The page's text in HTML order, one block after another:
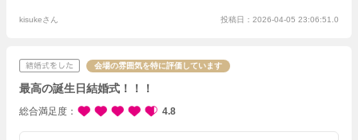
ができました。
準備期間中はプランナーさんがとても丁寧に対応してくだ
てくださったので、打ち合わせもスムーズに進みました。
ているのは、挙式前に親へ向けたムービーを流す演出です。普段はなかな
か伝えられない感謝の気持ちを映像で届けることができ、親も感動して涙
を流してくれました。家族との時間を大切にした、温かい結婚式にできた
kisukeさん 投稿日：2026-04-05 23:06:51.0
会場の雰囲気を特に評価しています
最高の誕生日結婚式！！！
総合満足度 4.8